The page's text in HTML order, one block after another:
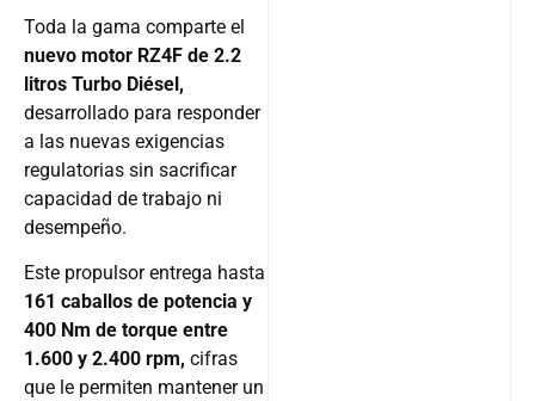
Toda la gama comparte el
nuevo motor RZ4F de 2.2
litros Turbo Diésel,
desarrollado para responder
a las nuevas exigencias
regulatorias sin sacrificar
capacidad de trabajo ni
desempeño.
Este propulsor entrega hasta
161 caballos de potencia y
400 Nm de torque entre
1.600 y 2.400 rpm, cifras
que le permiten mantener un